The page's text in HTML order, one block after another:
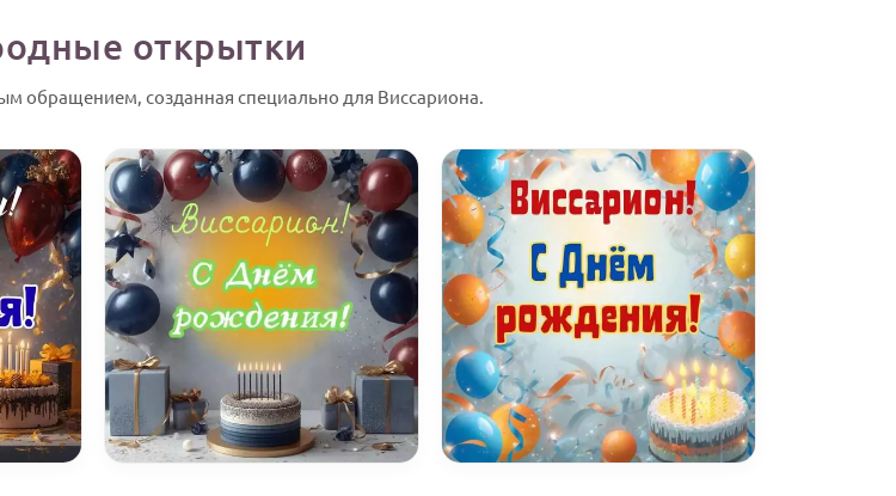
открытки
обращением, созданная специально для Виссариона.